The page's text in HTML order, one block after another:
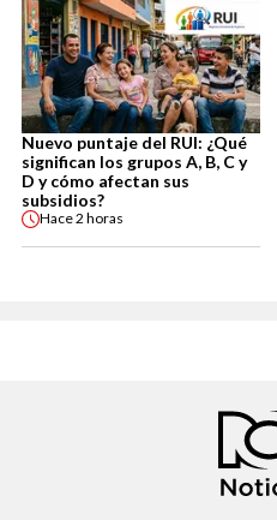
Nuevo puntaje del RUI: ¿Qué
significan los grupos A, B, C y
D y cómo afectan sus
subsidios?
Hace2 horas